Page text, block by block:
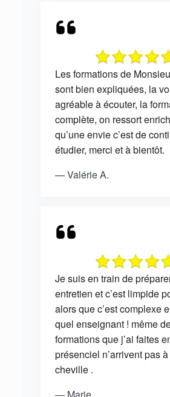
Les formations de
sont bien expliquées, la
agréable à écouter, la
complète, on ressort
qu’une envie c’est de
étudier, merci et à bientôt.
— Valérie A.
Je suis en train de
entretien et c’est limpide
alors que c’est complexe
quel enseignant ! même
formations que j’ai faites
présenciel n’arrivent pas
cheville .
— Marie